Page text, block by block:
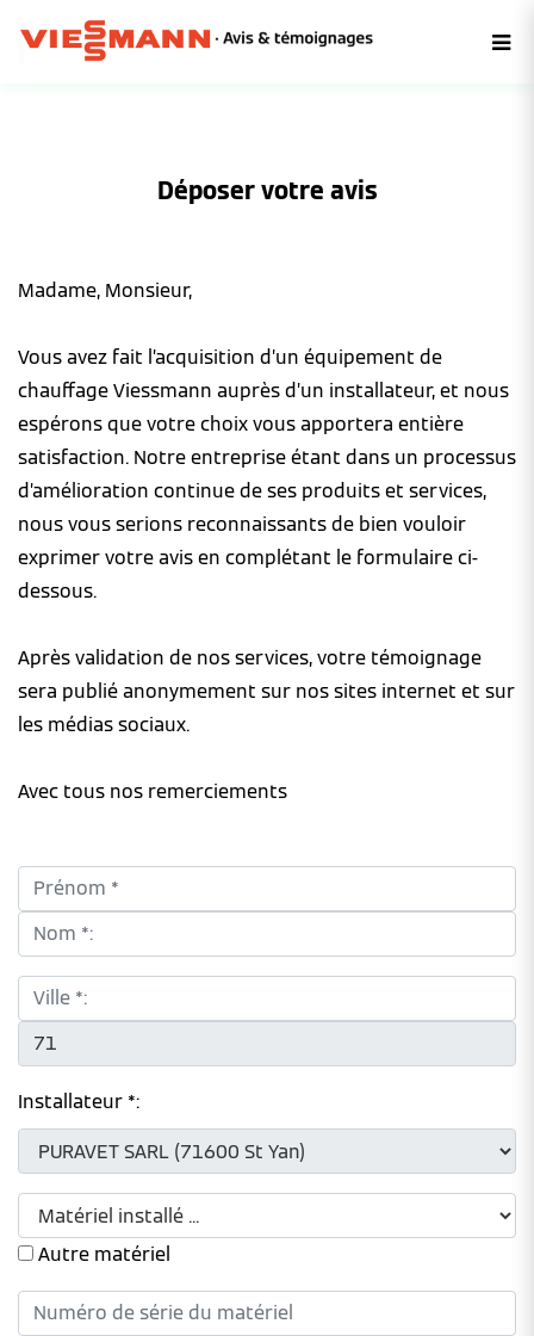
Déposer votre avis
Madame, Monsieur,
Vous avez fait l’acquisition d’un équipement de
chauffage Viessmann auprès d’un installateur, et nous
espérons que votre choix vous apportera entière
satisfaction. Notre entreprise étant dans un processus
d’amélioration continue de ses produits et services,
nous vous serions reconnaissants de bien vouloir
exprimer votre avis en complétant le formulaire ci-
dessous.
Après validation de nos services, votre témoignage
sera publié anonymement sur nos sites internet et sur
les médias sociaux.
Avec tous nos remerciements
Prénom *:
Nom *:
Ville *:
CP *:
Installateur *:
Autre matériel